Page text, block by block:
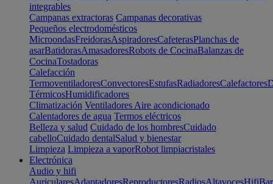
integrables
Campanas extractoras Campanas decorativas
Pequeños electrodomésticos
MicroondasFreidorasAspiradoresCafeterasPlanchas de
asarBatidorasAmasadoresRobots de CocinaBalanzas de
CocinaTostadoras
Calefacción
TermoventiladoresConvectoresEstufasRadiadoresCalefactores
TérmicosHumidificadores
Climatización Ventiladores Aire acondicionado
Calentadores de agua Termos eléctricos
Belleza y salud Cuidado de los hombresCuidado
cabelloCuidado dentalSalud y bienestar
Limpieza Limpieza a vaporRobot limpiacristales
Electrónica
Audio y hifi
AuricularesAdaptadoresReproductoresRadiosAltavocesHifi